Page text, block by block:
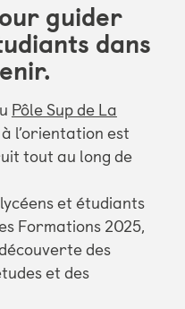
guider
dans
Pôle Sup de La
l’orientation est
tout au long de
et étudiants
Formations 2025,
des
et des